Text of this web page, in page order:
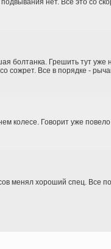
нет. Все это со
болтанка. Грешить тут уже
сожрет. Все в порядке -
Говорит уже
менял хороший спец. Все